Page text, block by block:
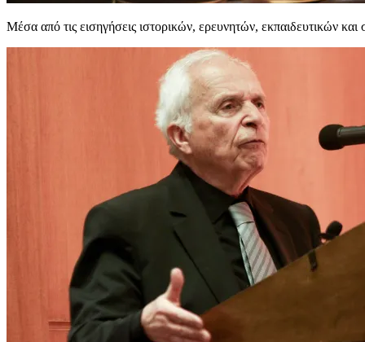
Μέσα από τις εισηγήσεις ιστορικών, ερευνητών, εκπαιδευτικών